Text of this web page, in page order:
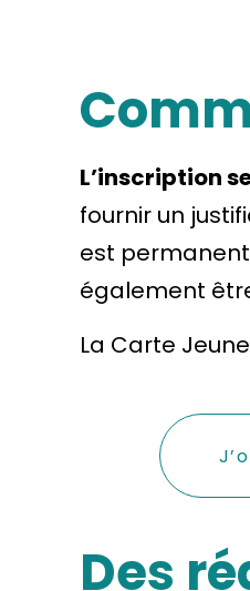
L’inscription
fournir un
est
également
La Carte
Des